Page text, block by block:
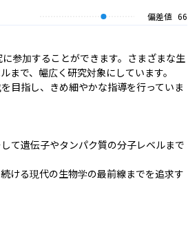
偏差値 66
参加することができます。さまざまな生
で、幅広く研究対象にしています。
目指し、きめ細やかな指導を行っていま
て遺伝子やタンパク質の分子レベルまで
ける現代の生物学の最前線までを追求す